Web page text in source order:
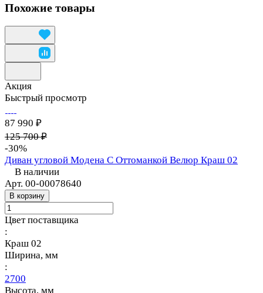
Похожие товары
Акция
Быстрый просмотр
87 990 ₽
125 700 ₽
-30%
Диван угловой Модена С Оттоманкой Велюр Краш 02
В наличии
Арт. 00-00078640
В корзину
Цвет поставщика
:
Краш 02
Ширина, мм
:
2700
Высота, мм